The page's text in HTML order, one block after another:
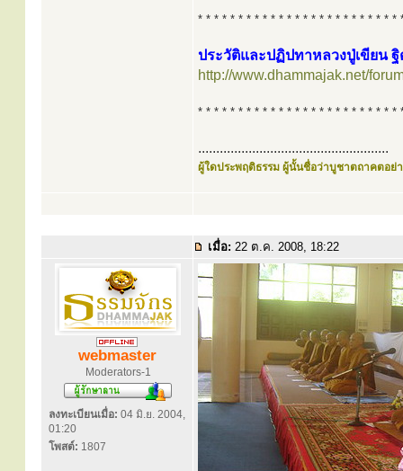
* * * * * * * * * * * * * * * * * * * * * * * * *
ประวัติและปฏิปทาหลวงปู่เขียน
http://www.dhammajak.net/
* * * * * * * * * * * * * * * * * * * * * * * * *
.....................................................
ผู้ใดประพฤติธรรม ผู้นั้นชื่อว่าบูชาตถาคตอย่า
เมื่อ: 22 ต.ค. 2008, 18:22
webmaster
Moderators-1
ลงทะเบียนเมื่อ: 04 มิ.ย. 2004,
01:20
โพสต์: 1807